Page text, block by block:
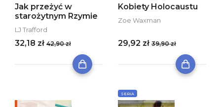
Jak przeżyć w
starożytnym Rzymie
LJ Trafford
32,18 zł 42,90 zł
Kobiety Holocaustu
Zoe Waxman
29,92 zł 39,90 zł
SERIA